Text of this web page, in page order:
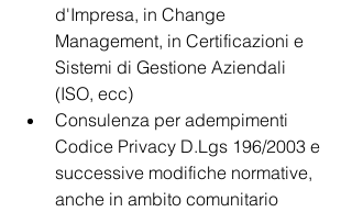
d'Impresa, in Change
Management, in Certificazioni e
Sistemi di Gestione Aziendali
(ISO, ecc)
Consulenza per adempimenti
Codice Privacy D.Lgs 196/2003 e
successive modifiche normative,
anche in ambito comunitario